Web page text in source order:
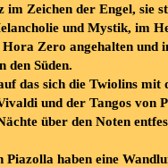
im Zeichen der Engel, sie
und Mystik, im
Zero angehalten und
den Süden.
das sich die Twiolins mit
und der Tangos von
über den Noten
Piazolla haben eine